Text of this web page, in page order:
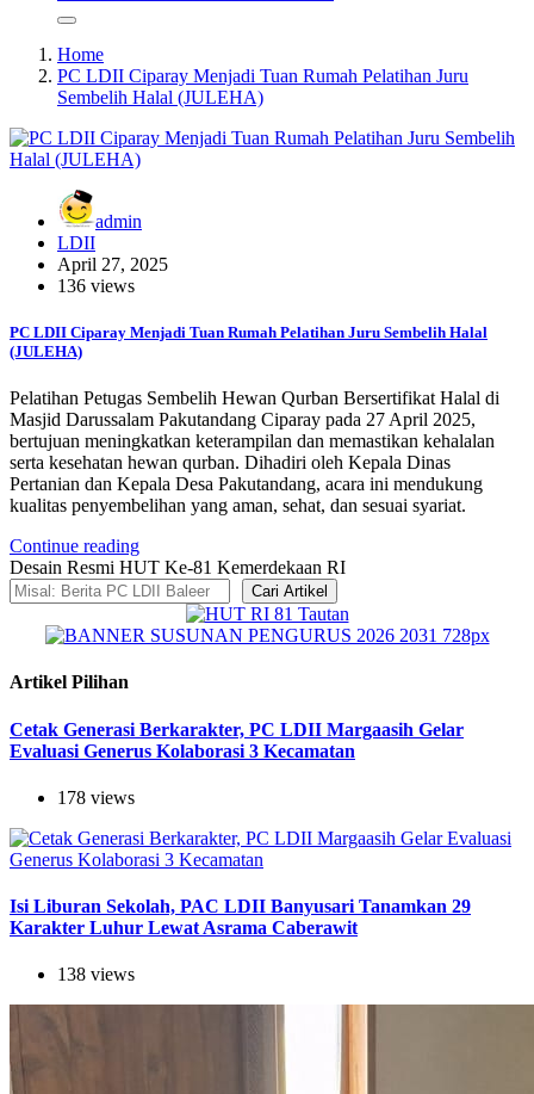
Home
PC LDII Ciparay Menjadi Tuan Rumah Pelatihan Juru
Sembelih Halal (JULEHA)
admin
LDII
April 27, 2025
136 views
PC LDII Ciparay Menjadi Tuan Rumah Pelatihan Juru Sembelih Halal
(JULEHA)
Pelatihan Petugas Sembelih Hewan Qurban Bersertifikat Halal di
Masjid Darussalam Pakutandang Ciparay pada 27 April 2025,
bertujuan meningkatkan keterampilan dan memastikan kehalalan
serta kesehatan hewan qurban. Dihadiri oleh Kepala Dinas
Pertanian dan Kepala Desa Pakutandang, acara ini mendukung
kualitas penyembelihan yang aman, sehat, dan sesuai syariat.
Continue reading
Desain Resmi HUT Ke-81 Kemerdekaan RI
Cari Artikel
Artikel Pilihan
Cetak Generasi Berkarakter, PC LDII Margaasih Gelar
Evaluasi Generus Kolaborasi 3 Kecamatan
178 views
Isi Liburan Sekolah, PAC LDII Banyusari Tanamkan 29
Karakter Luhur Lewat Asrama Caberawit
138 views